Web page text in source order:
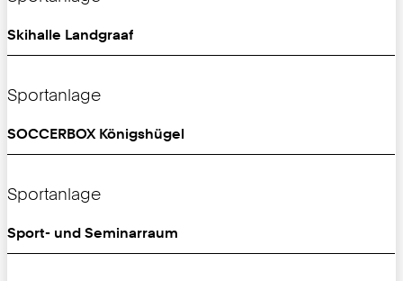
Skihalle Landgraaf
Sportanlage
SOCCERBOX Königshügel
Sportanlage
Sport- und Seminarraum